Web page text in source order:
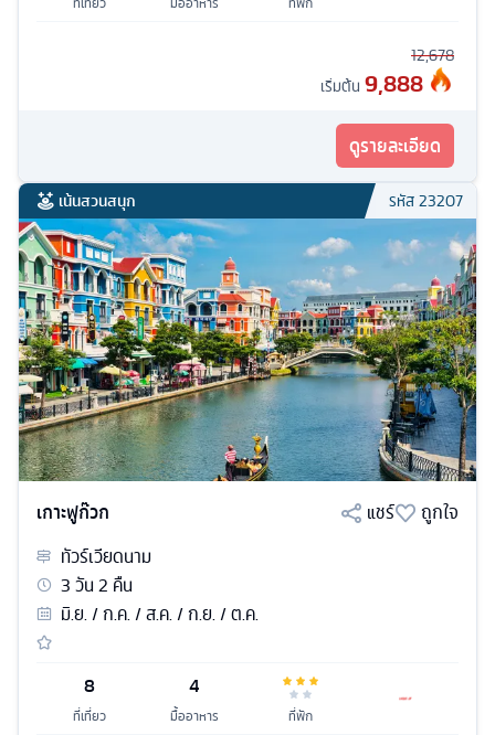
12,678
เริ่มต้น 9,888
ดูรายละเอียด
เน้นสวนสนุก รหัส23207
เกาะฟูก๊วก แชร์
ถูกใจ
ทัวร์เวียดนาม
3วัน2 คืน
มิ.ย. / ก.ค. / ส.ค. / ก.ย. / ต.ค.
8
ที่เที่ยว
4
มื้ออาหาร ที่พัก